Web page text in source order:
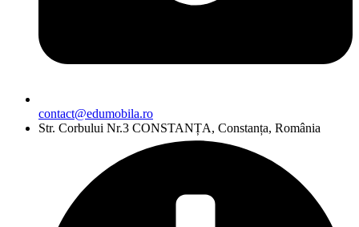
contact@edumobila.ro
Str. Corbului Nr.3 CONSTANȚA, Constanța, România